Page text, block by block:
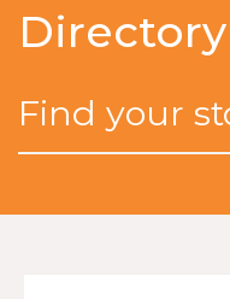
Directory